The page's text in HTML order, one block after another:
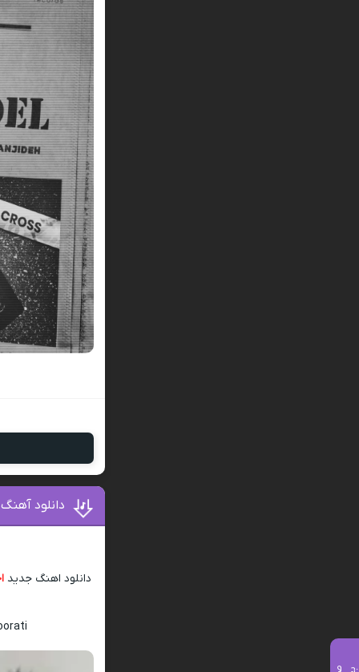
دانلود
دانلود اهنگ جدید